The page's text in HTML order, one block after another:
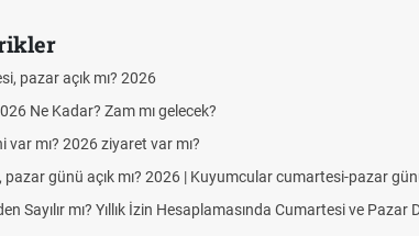
pazar açık mı? 2026
Ne Kadar? Zam mı gelecek?
var mı? 2026 ziyaret var mı?
günü açık mı? 2026 | Kuyumcular cumartesi-pazar
Sayılır mı? Yıllık İzin Hesaplamasında Cumartesi ve Pazar